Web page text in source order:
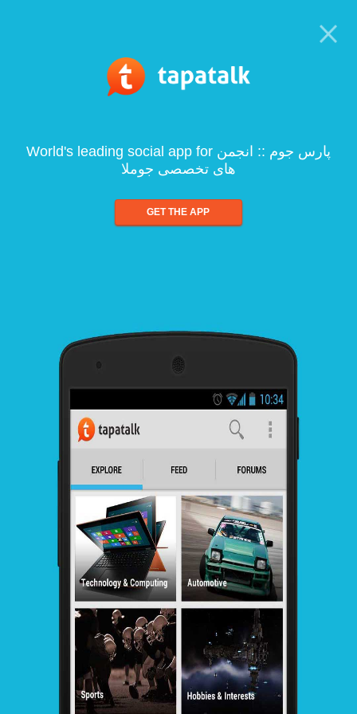
World's leading social app for پارس جوم :: انجمن
های تخصصی جوملا
GET THE APP